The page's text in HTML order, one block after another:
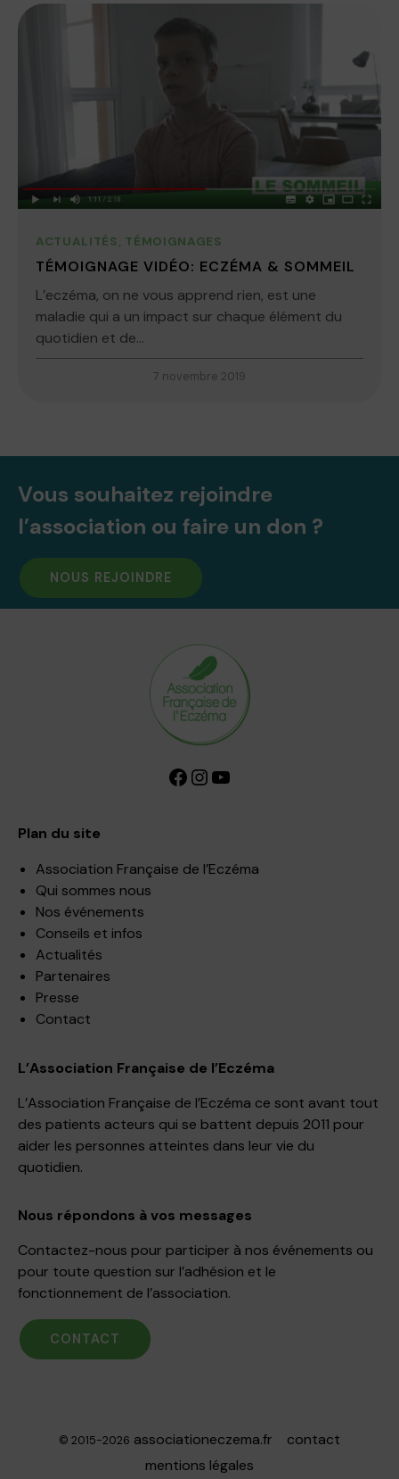
ACTUALITÉS, TÉMOIGNAGES
TÉMOIGNAGE VIDÉO: ECZÉMA & SOMMEIL
L’eczéma, on ne vous apprend rien, est une
maladie qui a un impact sur chaque élément du
quotidien et de...
7 novembre 2019
Vous souhaitez rejoindre
l’association ou faire un don ?
NOUS REJOINDRE
Facebook InstagramYouTube
Plan du site
Association Française de l’Eczéma
Qui sommes nous
Nos événements
Conseils et infos
Actualités
Partenaires
Presse
Contact
L’Association Française de l’Eczéma
L’Association Française de l’Eczéma ce sont avant tout
des patients acteurs qui se battent depuis 2011 pour
aider les personnes atteintes dans leur vie du
quotidien.
Nous répondons à vos messages
Contactez-nous pour participer à nos événements ou
pour toute question sur l’adhésion et le
fonctionnement de l’association.
CONTACT
© 2015-2026 associationeczema.fr
contact
mentions légales